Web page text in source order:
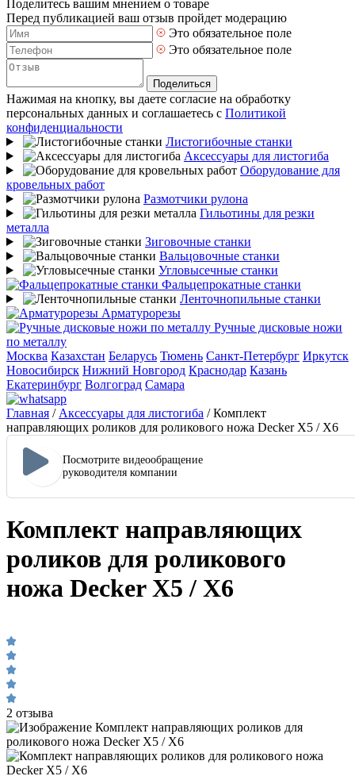
Поделитесь вашим мнением о товаре
Перед публикацией ваш отзыв пройдет модерацию
Это обязательное поле
Это обязательное поле
Поделиться
Нажимая на кнопку, вы даете согласие на обработку
персональных данных и соглашаетесь с Политикой
конфиденциальности
Листогибочные станки
Аксессуары для листогиба
Оборудование для
кровельных работ
Размотчики рулона
Гильотины для резки
металла
Зиговочные станки
Вальцовочные станки
Угловысечные станки
Фальцепрокатные станки
Ленточнопильные станки
Арматурорезы
Ручные дисковые ножи
по металлу
Москва Казахстан Беларусь Тюмень Санкт-Петербург Иркутск
Новосибирск Нижний Новгород Краснодар Казань
Екатеринбург Волгоград Самара
Главная / Аксессуары для листогиба /Комплект
направляющих роликов для роликового ножа Decker Х5 / Х6
Посмотрите видеообращение
руководителя компании
Комплект направляющих
роликов для роликового
ножа Decker Х5 / Х6
2 отзыва